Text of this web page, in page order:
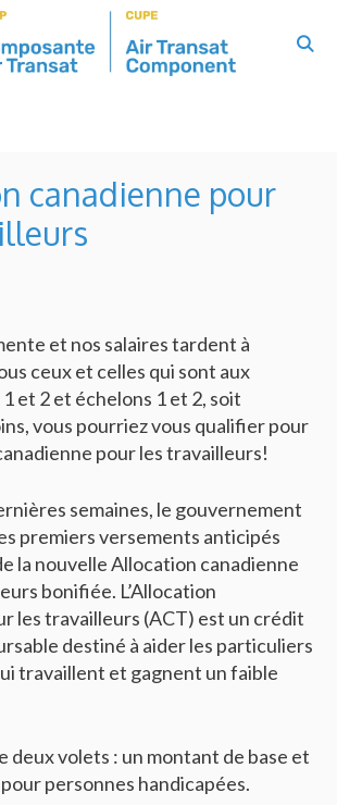
canadienne pour
et nos salaires tardent à
ceux et celles qui sont aux
et 2 et échelons 1 et 2, soit
vous pourriez vous qualifier pour
pour les travailleurs!
semaines, le gouvernement
premiers versements anticipés
la nouvelle Allocation canadienne
bonifiée. L’Allocation
les travailleurs (ACT) est un crédit
destiné à aider les particuliers
travaillent et gagnent un faible
deux volets : un montant de base et
personnes handicapées.